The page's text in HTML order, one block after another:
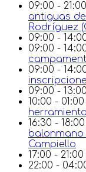
09:00 - 21:00
antiguas
Rodríguez
09:00 -
09:00 -
09:00 -
09:00 - 13:00
10:00 - 01:00
16:30 - 18:00
balonmano
Campiello
17:00 - 21:00
22:00 -